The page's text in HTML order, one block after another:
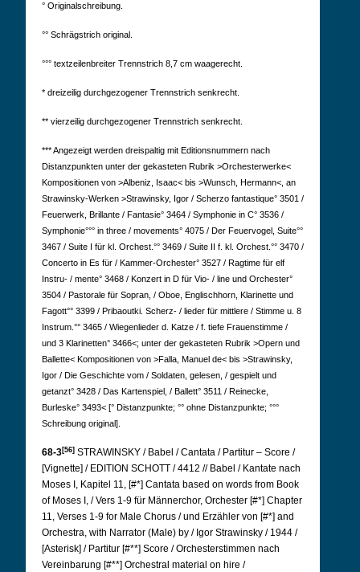
° Originalschreibung.
°° Schrägstrich original.
°°° textzeilenbreiter Trennstrich 8,7 cm waagerecht.
* dreizeilig durchgezogener Trennstrich senkrecht.
** vierzeilig durchgezogener Trennstrich senkrecht.
*** Angezeigt werden dreispaltig mit Editionsnummern nach
Distanzpunkten unter der gekasteten Rubrik >Orchesterwerke<
Kompositionen von >Albeniz, Isaac< bis >Wunsch, Hermann<, an
Strawinsky-Werken >Strawinsky, Igor / Scherzo fantastique° 3501 /
Feuerwerk, Brillante / Fantasie° 3464 / Symphonie in C° 3536 /
Symphonie°°° in three / movements° 4075 / Der Feuervogel, Suite°°
3467 / Suite I für kl. Orchest.°° 3469 / Suite II f. kl. Orchest.°° 3470 /
Concerto in Es für / Kammer-Orchester° 3527 / Ragtime für elf
Instru- / mente° 3468 / Konzert in D für Vio- / line und Orchester°
3504 / Pastorale für Sopran, / Oboe, Englischhorn, Klarinette und
Fagott°° 3399 / Pribaoutki. Scherz- / lieder für mittlere / Stimme u. 8
Instrum.°° 3465 / Wiegenlieder d. Katze / f. tiefe Frauenstimme /
und 3 Klarinetten° 3466<; unter der gekasteten Rubrik >Opern und
Ballette< Kompositionen von >Falla, Manuel de< bis >Strawinsky,
Igor / Die Geschichte vom / Soldaten, gelesen, / gespielt und
getanzt° 3428 / Das Kartenspiel, / Ballett° 3511 / Reinecke,
Burleske° 3493< [° Distanzpunkte; °° ohne Distanzpunkte; °°°
Schreibung original].
68-3[56] STRAWINSKY / Babel / Cantata / Partitur – Score /
[Vignette] / EDITION SCHOTT / 4412 // Babel / Kantate nach
Moses I, Kapitel 11, [#*] Cantata based on words from Book
of Moses I, / Vers 1-9 für Männerchor, Orchester [#*] Chapter
11, Verses 1-9 for Male Chorus / und Erzähler von [#*] and
Orchestra, with Narrator (Male) by / Igor Strawinsky / 1944 /
[Asterisk] / Partitur [#**] Score / Orchesterstimmen nach
Vereinbarung [#**] Orchestral material on hire /